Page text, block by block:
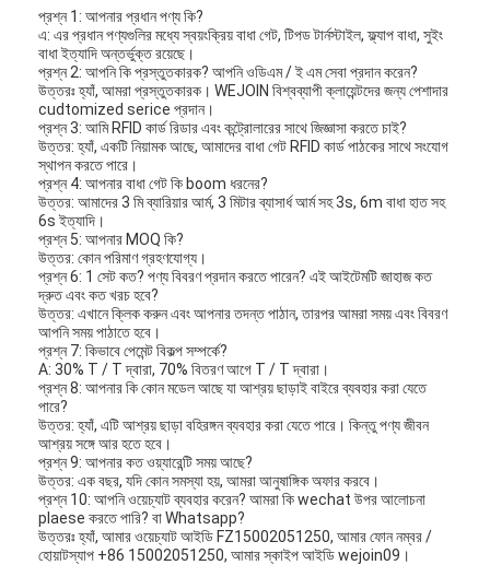
অ-বসন্ত বাধা গেট
অ্যাক্সেস কন্ট্রোল টানস্টাইল গেট
তাড়নজাত ব্যারিয়ার গেইট
সুইং ব্যারিচার গেট
সম্পূর্ণ উচ্চতা টার্নস্টাইল
গেট মোটর স্লাইডিং
পার্কিং স্পেস লক
প্রশ্ন 1: আপনার প্রধান পণ্য কি?
এ: এর প্রধান পণ্যগুলির মধ্যে স্বয়ংক্রিয় বাধা গেট, টিপড টার্নস্টাইল, ফ্ল্যাপ বাধা, সুইং
বাধা ইত্যাদি অন্তর্ভুক্ত রয়েছে।
প্রশ্ন 2: আপনি কি প্রস্তুতকারক? আপনি ওডিএম / ই এম সেবা প্রদান করেন?
উত্তরঃ হ্যাঁ, আমরা প্রস্তুতকারক। WEJOIN বিশ্বব্যাপী ক্লায়েন্টদের জন্য পেশাদার
cudtomized serice প্রদান।
প্রশ্ন 3: আমি RFID কার্ড রিডার এবং কন্ট্রোলারের সাথে জিজ্ঞাসা করতে চাই?
উত্তর: হ্যাঁ, একটি নিয়ামক আছে, আমাদের বাধা গেট RFID কার্ড পাঠকের সাথে সংযোগ
স্থাপন করতে পারে।
প্রশ্ন 4: আপনার বাধা গেট কি boom ধরনের?
উত্তর: আমাদের 3 মি ব্যারিয়ার আর্ম, 3 মিটার ব্যাসার্ধ আর্ম সহ 3s, 6m বাধা হাত সহ
6s ইত্যাদি।
প্রশ্ন 5: আপনার MOQ কি?
উত্তর: কোন পরিমাণ গ্রহণযোগ্য।
প্রশ্ন 6: 1 সেট কত? পণ্য বিবরণ প্রদান করতে পারেন? এই আইটেমটি জাহাজ কত
দ্রুত এবং কত খরচ হবে?
উত্তর: এখানে ক্লিক করুন এবং আপনার তদন্ত পাঠান, তারপর আমরা সময় এবং বিবরণ
আপনি সময় পাঠাতে হবে।
প্রশ্ন 7: কিভাবে পেমেন্ট বিকল্প সম্পর্কে?
A: 30% T / T দ্বারা, 70% বিতরণ আগে T / T দ্বারা।
প্রশ্ন 8: আপনার কি কোন মডেল আছে যা আশ্রয় ছাড়াই বাইরে ব্যবহার করা যেতে
পারে?
উত্তর: হ্যাঁ, এটি আশ্রয় ছাড়া বহিরঙ্গন ব্যবহার করা যেতে পারে। কিন্তু পণ্য জীবন
আশ্রয় সঙ্গে আর হতে হবে।
প্রশ্ন 9: আপনার কত ওয়্যারেন্টি সময় আছে?
উত্তর: এক বছর, যদি কোন সমস্যা হয়, আমরা আনুষাঙ্গিক অফার করবে।
প্রশ্ন 10: আপনি ওয়েচ্যাট ব্যবহার করেন? আমরা কি wechat উপর আলোচনা
plaese করতে পারি? বা Whatsapp?
উত্তরঃ হ্যাঁ, আমার ওয়েচ্যাট আইডি FZ15002051250, আমার ফোন নম্বর /
হোয়াটস্যাপ +86 15002051250, আমার স্কাইপ আইডি wejoin09।